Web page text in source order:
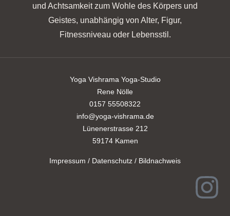
und Achtsamkeit zum Wohle des Körpers und
Geistes, unabhängig von Alter, Figur,
Fitnessniveau oder Lebensstil.
Yoga Vishrama Yoga-Studio
Rene Nölle
0157 55508322
info@yoga-vishrama.de
Lünenerstrasse 212
59174 Kamen
Impressum / Datenschutz / Bildnachweis